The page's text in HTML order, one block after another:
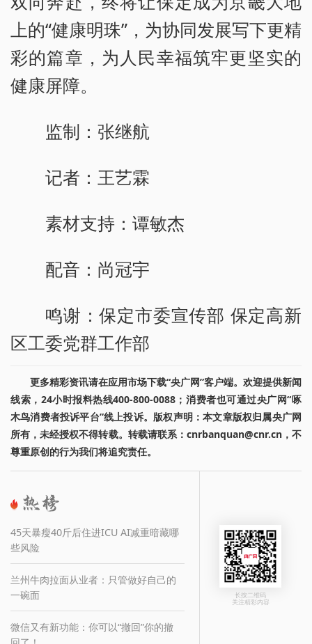
上的“健康明珠”，为协同发展写下更精
彩的篇章，为人民幸福筑牢更坚实的
健康屏障。
监制：张继航
记者：王艺霖
素材支持：谭敏杰
配音：尚冠宇
鸣谢：保定市委宣传部 保定高新
区工委党群工作部
更多精彩资讯请在应用市场下载“央广网”客户端。欢迎提供新闻
线索，24小时报料热线400-800-0088；消费者也可通过央广网“啄
木鸟消费者投诉平台”线上投诉。版权声明：本文章版权归属央广网
所有，未经授权不得转载。转载请联系：cnrbanquan@cnr.cn，不
尊重原创的行为我们将追究责任。
45天暴瘦40斤后住进ICU AI减重暗藏哪
些风险
兰州牛肉拉面从业者：只管做好自己的
一碗面
微信又有新功能：你可以“撤回”你的撤
长按二维码
关注精彩内容